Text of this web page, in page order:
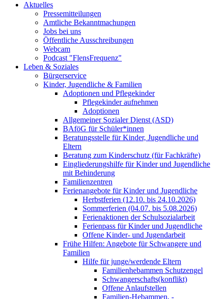
Aktuelles
Pressemitteilungen
Amtliche Bekanntmachungen
Jobs bei uns
Öffentliche Ausschreibungen
Webcam
Podcast "FlensFrequenz"
Leben & Soziales
Bürgerservice
Kinder, Jugendliche & Familien
Adoptionen und Pflegekinder
Pflegekinder aufnehmen
Adoptionen
Allgemeiner Sozialer Dienst (ASD)
BAföG für Schüler*innen
Beratungsstelle für Kinder, Jugendliche und
Eltern
Beratung zum Kinderschutz (für Fachkräfte)
Eingliederungshilfe für Kinder und Jugendliche
mit Behinderung
Familienzentren
Ferienangebote für Kinder und Jugendliche
Herbstferien (12.10. bis 24.10.2026)
Sommerferien (04.07. bis 5.08.2026)
Ferienaktionen der Schulsozialarbeit
Ferienpass für Kinder und Jugendliche
Offene Kinder- und Jugendarbeit
Frühe Hilfen: Angebote für Schwangere und
Familien
Hilfe für junge/werdende Eltern
Familienhebammen Schutzengel
Schwangerschafts(konflikt)
Offene Anlaufstellen
Familien-Hebammen, -